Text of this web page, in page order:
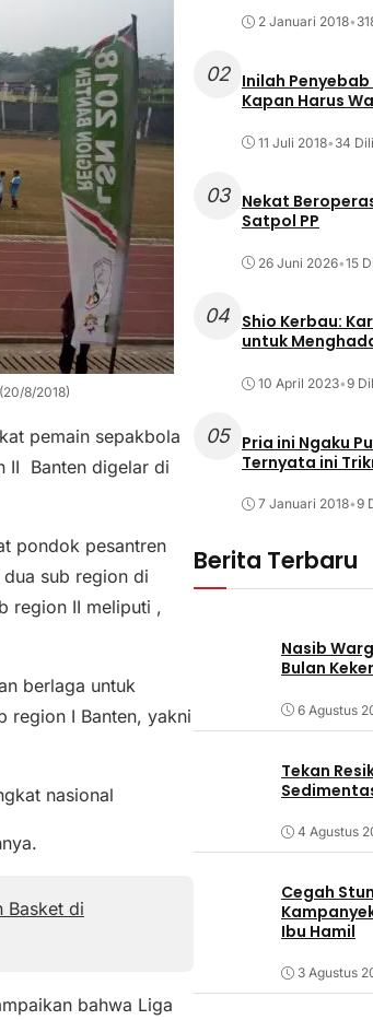
8/2018)
pemain sepakbola
II Banten digelar di
pondok pesantren
sub region di
region II meliputi ,
berlaga untuk
region I Banten, yakni
nasional
Basket di
bahwa Liga
2 Januari 2018•
02
Inilah
Kapan Harus
11 Juli 2018• 34
03
Nekat
Satpol PP
26 Juni 2026•15
04 Shio Kerbau:
untuk
10 April 2023•9
05
Pria ini Ngaku
Ternyata ini
7 Januari 2018•9
Berita Terbaru
Nasib
Bulan
6 Agustus
Tekan
4 Agustus
Cegah
Ibu Hamil
3 Agustus